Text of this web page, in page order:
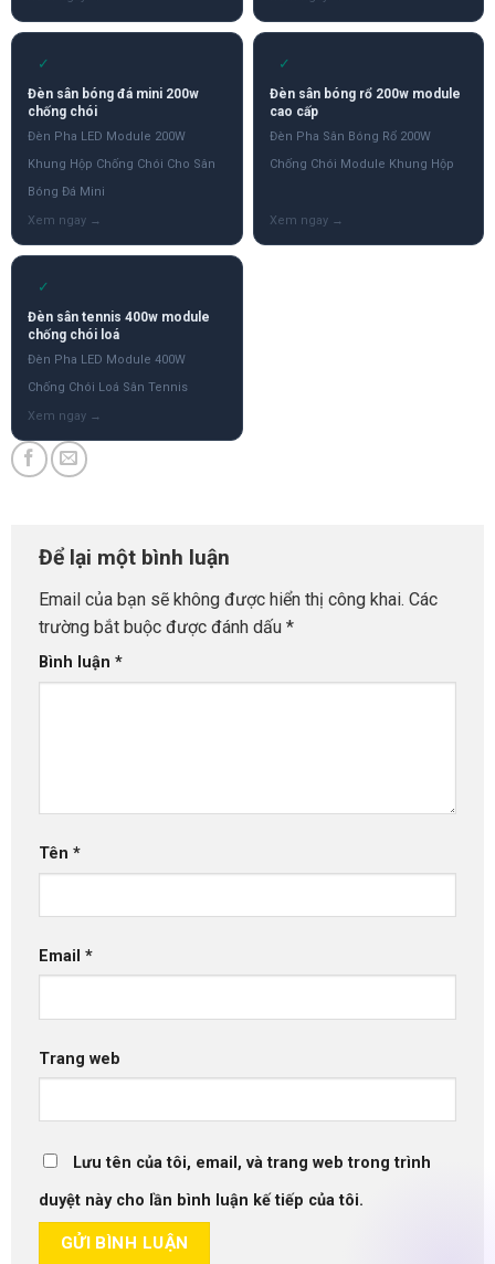
✓
Đèn sân bóng đá mini 200w
chống chói
Đèn Pha LED Module 200W
Khung Hộp Chống Chói Cho Sân
Bóng Đá Mini
✓
Đèn sân bóng rổ 200w module
cao cấp
Đèn Pha Sân Bóng Rổ 200W
Chống Chói Module Khung Hộp
✓
Đèn sân tennis 400w module
chống chói loá
Đèn Pha LED Module 400W
Chống Chói Loá Sân Tennis
Để lại một bình luận
Email của bạn sẽ không được hiển thị công khai. Các
trường bắt buộc được đánh dấu *
Bình luận *
Tên *
Email *
Trang web
Lưu tên của tôi, email, và trang web trong trình
duyệt này cho lần bình luận kế tiếp của tôi.